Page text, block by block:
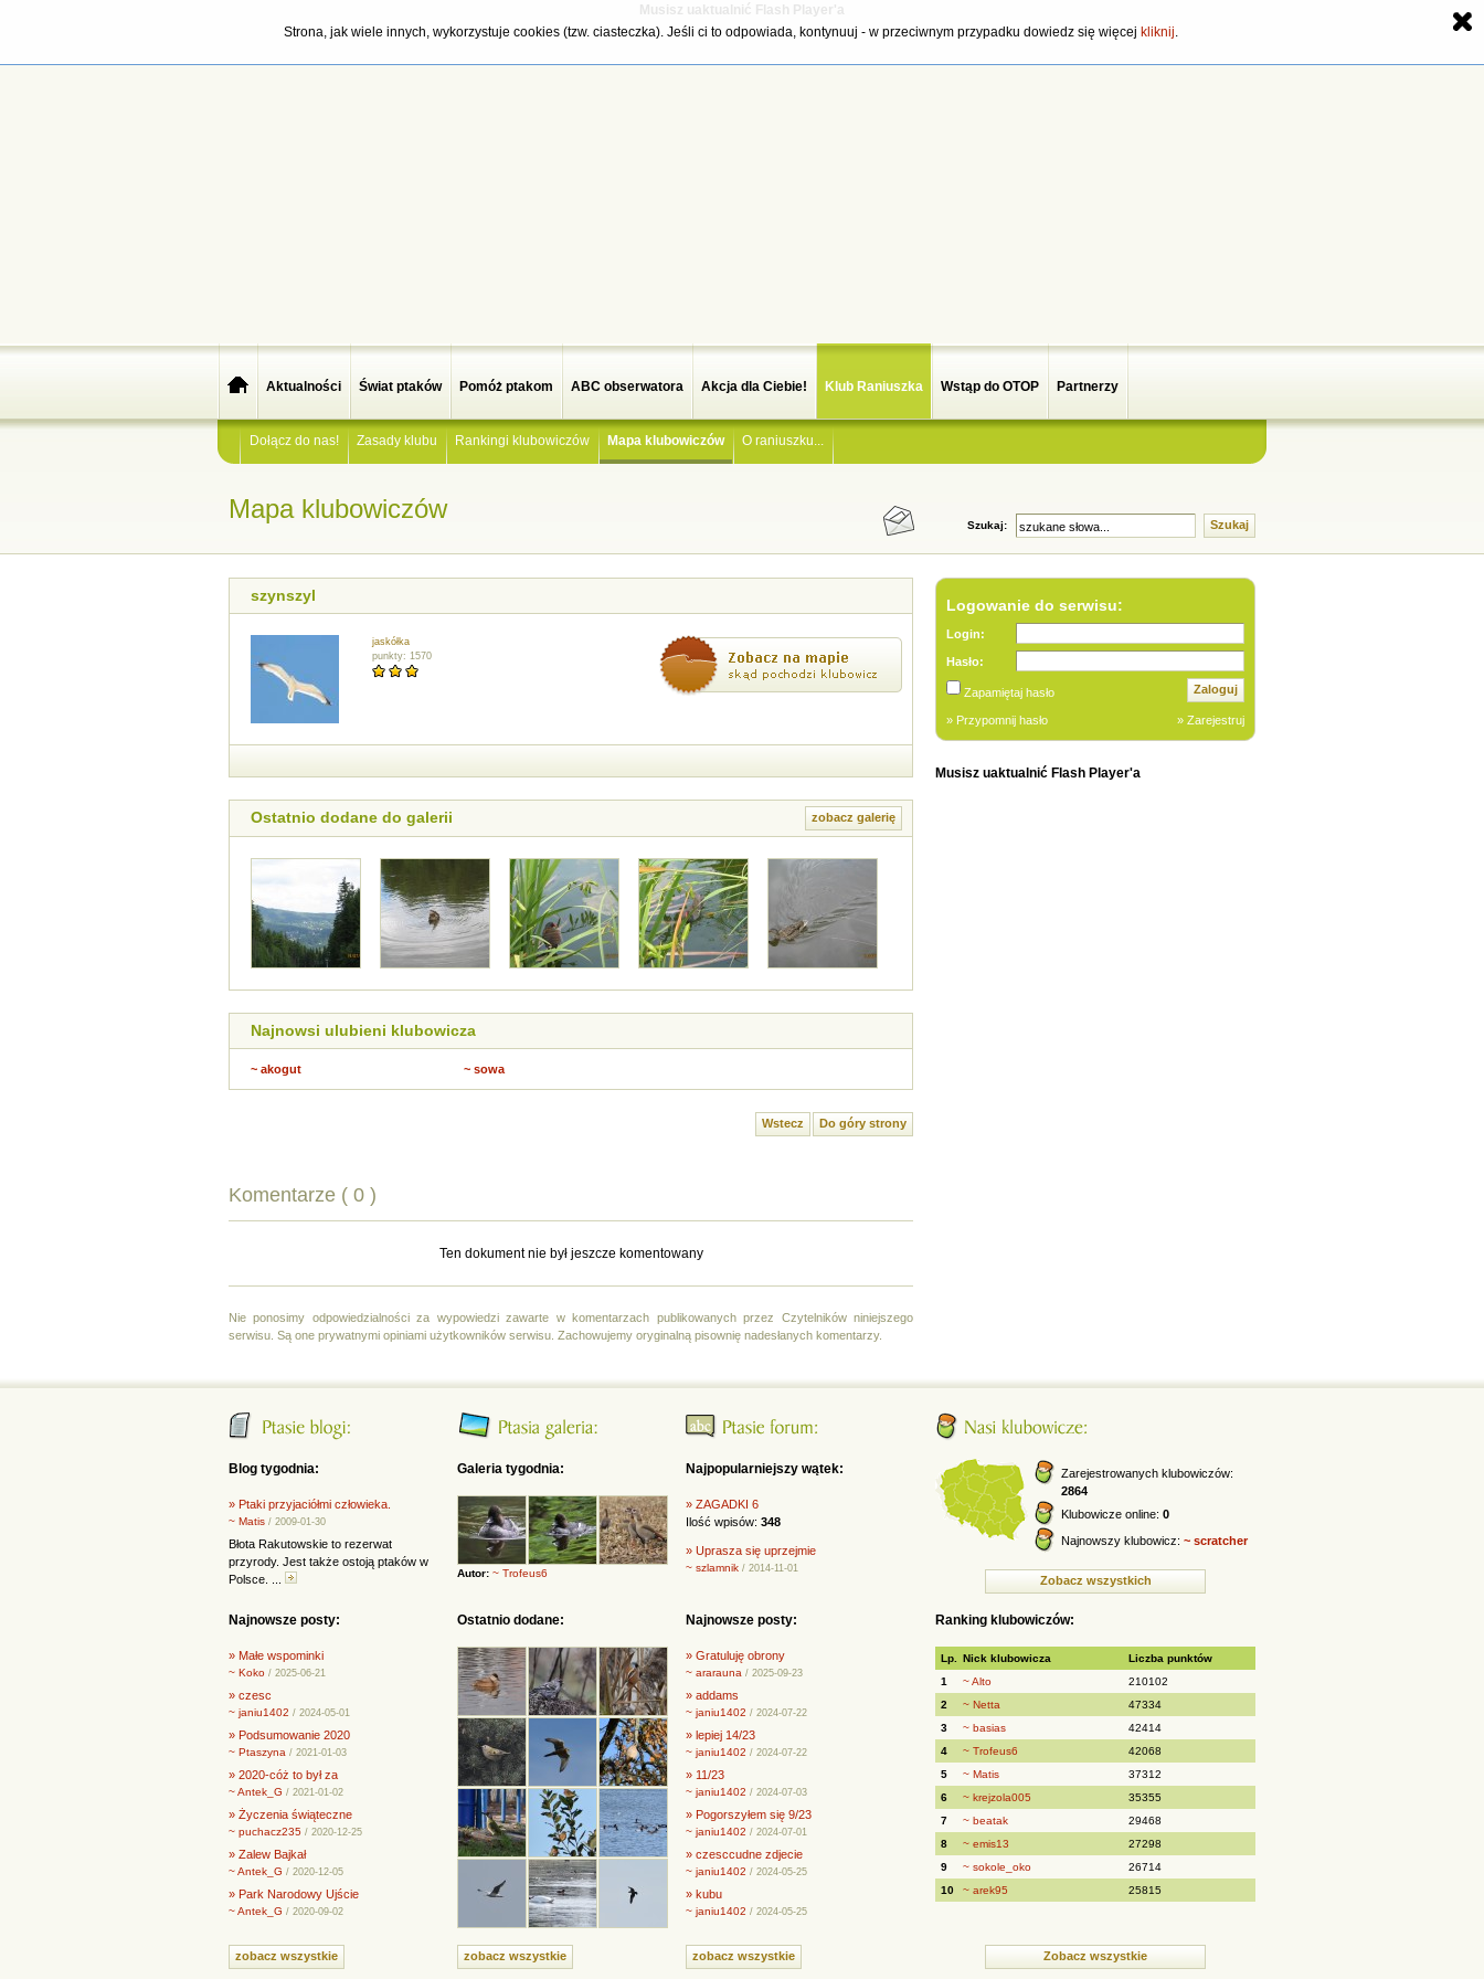
Strona, jak wiele innych, wykorzystuje cookies (tzw. ciasteczka). Jeśli ci to odpowiada, kontynuuj - w przeciwnym przypadku dowiedz się więcej kliknij.
Musisz uaktualnić Flash Player'a
Aktualności Świat ptaków Pomóż ptakom ABC obserwatora Akcja dla Ciebie! Klub Raniuszka Wstąp do OTOP Partnerzy
Dołącz do nas! Zasady klubu Rankingi klubowiczów Mapa klubowiczów O raniuszku...
Mapa klubowiczów
szynszyl
jaskółka
punkty: 1570
Ostatnio dodane do galerii zobacz galerię
Najnowsi ulubieni klubowicza
~ akogut ~ sowa
Do góry strony
Wstecz
Komentarze ( 0 )
Ten dokument nie był jeszcze komentowany
Nie ponosimy odpowiedzialności za wypowiedzi zawarte w komentarzach publikowanych przez Czytelników niniejszego
serwisu. Są one prywatnymi opiniami użytkowników serwisu. Zachowujemy oryginalną pisownię nadesłanych komentarzy.
Szukaj
Szukaj:
Logowanie do serwisu:
Login:
Hasło:
Zapamiętaj hasło Zaloguj
» Przypomnij hasło » Zarejestruj
Musisz uaktualnić Flash Player'a
Blog tygodnia:
» Ptaki przyjaciółmi człowieka.
~ Matis / 2009-01-30
Błota Rakutowskie to rezerwat
przyrody. Jest także ostoją ptaków w
Polsce. ...
Najnowsze posty:
» Małe wspominki
~ Koko / 2025-06-21
» czesc
~ janiu1402 / 2024-05-01
» Podsumowanie 2020
~ Ptaszyna / 2021-01-03
» 2020-cóż to był za
~ Antek_G / 2021-01-02
» Życzenia świąteczne
~ puchacz235 / 2020-12-25
» Zalew Bajkał
~ Antek_G / 2020-12-05
» Park Narodowy Ujście
~ Antek_G / 2020-09-02
zobacz wszystkie
Galeria tygodnia:
Autor: ~ Trofeus6
Ostatnio dodane:
zobacz wszystkie
Najpopularniejszy wątek:
» ZAGADKI 6
Ilość wpisów: 348
» Uprasza się uprzejmie
~ szlamnik / 2014-11-01
Najnowsze posty:
» Gratuluję obrony
~ ararauna / 2025-09-23
» addams
~ janiu1402 / 2024-07-22
» lepiej 14/23
~ janiu1402 / 2024-07-22
» 11/23
~ janiu1402 / 2024-07-03
» Pogorszyłem się 9/23
~ janiu1402 / 2024-07-01
» czesccudne zdjecie
~ janiu1402 / 2024-05-25
» kubu
~ janiu1402 / 2024-05-25
zobacz wszystkie
Zarejestrowanych klubowiczów:
2864
Klubowicze online: 0
Najnowszy klubowicz: ~ scratcher
Zobacz wszystkich
Ranking klubowiczów:
Lp. Nick klubowicza
Liczba punktów
1
~ Alto
210102
2
~ Netta
47334
3
~ basias
42414
4
~ Trofeus6
42068
5
~ Matis
37312
6
~ krejzola005
35355
7
~ beatak
29468
8
~ emis13
27298
9
~ sokole_oko
26714
10
~ arek95 25815
Zobacz wszystkie